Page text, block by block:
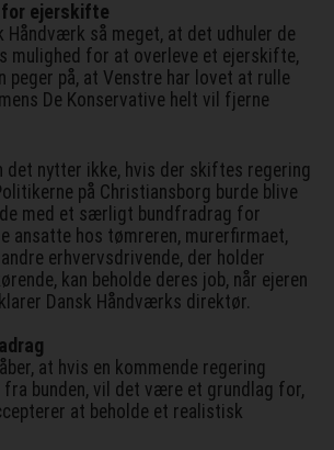
for ejerskifte
Håndværk så meget, at det udhuler de
mulighed for at overleve et ejerskifte,
peger på, at Venstre har lovet at rulle
De Konservative helt vil fjerne
det nytter ikke, hvis der skiftes regering
på Christiansborg burde blive
med et særligt bundfradrag for
ansatte hos tømreren, murerfirmaet,
erhvervsdrivende, der holder
kan beholde deres job, når ejeren
Dansk Håndværks direktør.
at hvis en kommende regering
bunden, vil det være et grundlag for,
at beholde et realistisk